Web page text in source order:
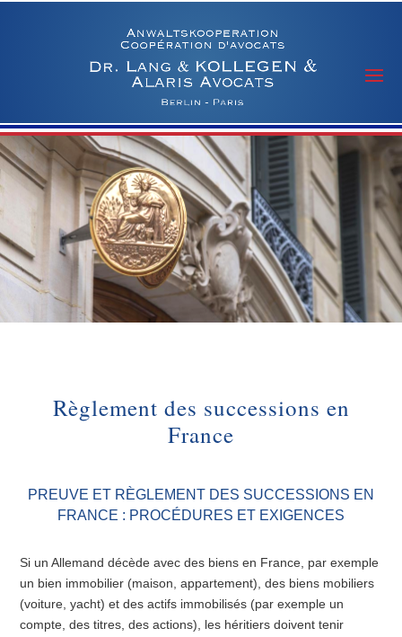
Règlement des successions en
France
PREUVE ET RÈGLEMENT DES SUCCESSIONS EN
FRANCE : PROCÉDURES ET EXIGENCES
Si un Allemand décède avec des biens en France, par exemple
un bien immobilier (maison, appartement), des biens mobiliers
(voiture, yacht) et des actifs immobilisés (par exemple un
compte, des titres, des actions), les héritiers doivent tenir